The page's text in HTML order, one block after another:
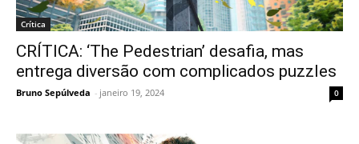
Crítica
CRÍTICA: ‘The Pedestrian’ desafia, mas
entrega diversão com complicados puzzles
Bruno Sepúlveda - janeiro 19, 2024 0